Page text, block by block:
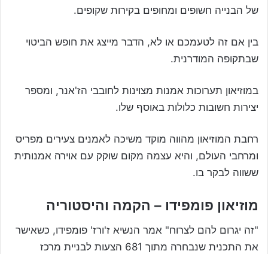
של הבנייה חשופים ומחופים בקירות שקופים.
בין אם זה לטעמכם או לא, הדבר מייצג את חופש הביטוי
שבתקופה המודרנית.
במוזיאון תערוכות אמנות מצוינות לחובבי הז'אנר, ומספר
יצירות חשובות כלולות באוסף שלו.
רחבת המוזיאון מהווה מוקד משיכה לאמנים צעירים מפריס
ומרחבי העולם, והיא עצמה מקום שוקק עם אוירה אמנותית
ששווה לבקר בו.
מוזיאון פומפידו – הקמה והיסטוריה
"זה יגרום להם לצרוח" אמר הנשיא ז'ורז' פומפידו, כשאישר
את התכנית שנבחרה מתוך 681 הצעות לבניית מרכז